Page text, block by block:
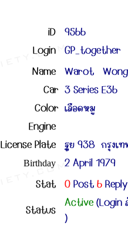
iD
9566
Login
GP_together
Name
Warot
Car 3 Series E36
Color เลือดหมู
Engine
License Plate
ฐย 938 กรุงเ
Birthday
2 April 1979
Stat
0 Post 6 Reply
Status
Active (Login
)